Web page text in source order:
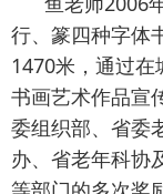
行、篆四种字体
1470米，通过
书画艺术作品宣
委组织部、省委
办、省老年科协